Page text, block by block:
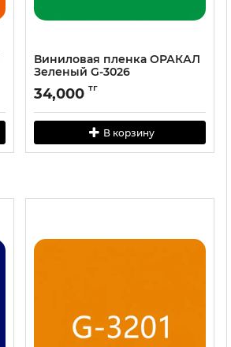
Виниловая пленка ОРАКАЛ
Зеленый G-3026
34,000 тг
В корзину